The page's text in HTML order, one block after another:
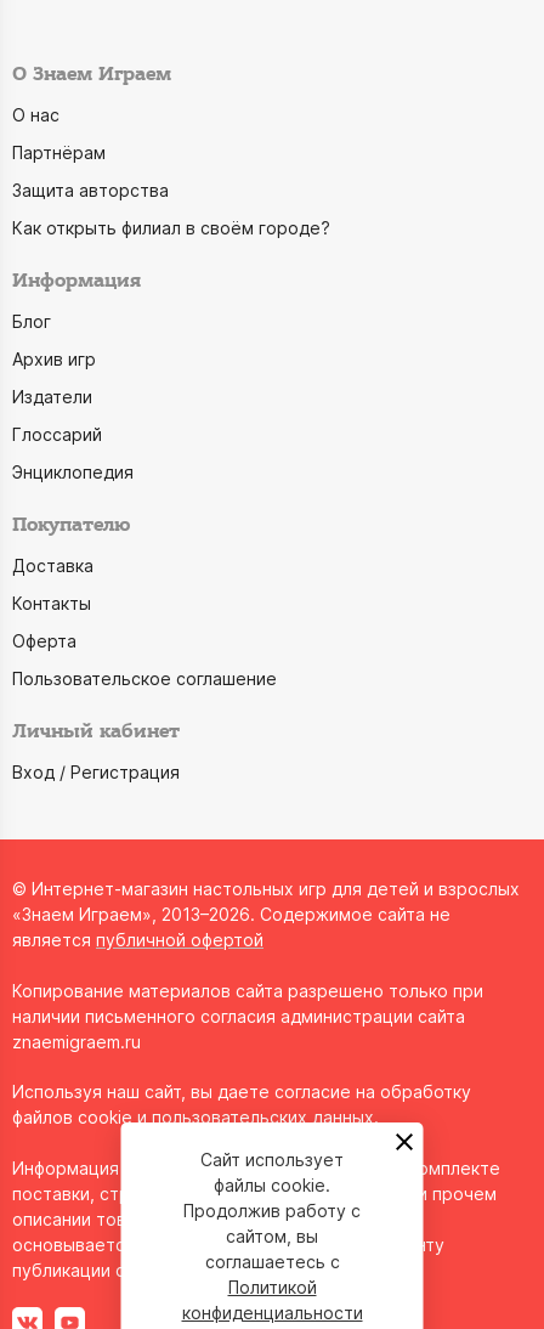
О Знаем Играем
О нас
Партнёрам
Защита авторства
Как открыть филиал в своём городе?
Информация
Блог
Архив игр
Издатели
Глоссарий
Энциклопедия
Покупателю
Доставка
Контакты
Оферта
Пользовательское соглашение
Личный кабинет
Вход / Регистрация
© Интернет-магазин настольных игр для детей и взрослых
«Знаем Играем», 2013–2026. Содержимое сайта не
является публичной офертой
Копирование материалов сайта разрешено только при
наличии письменного согласия администрации сайта
znaemigraem.ru
Используя наш сайт, вы даете согласие на обработку
файлов cookie и пользовательских данных.
Информация о технических характеристиках, комплекте
поставки, стране изготовления, внешнем виде и прочем
описании товара носит справочный характер и
основывается на последних доступных к моменту
публикации сведениях.
Сайт использует
файлы cookie.
Продолжив работу с
сайтом, вы
соглашаетесь с
Политикой
конфиденциальности